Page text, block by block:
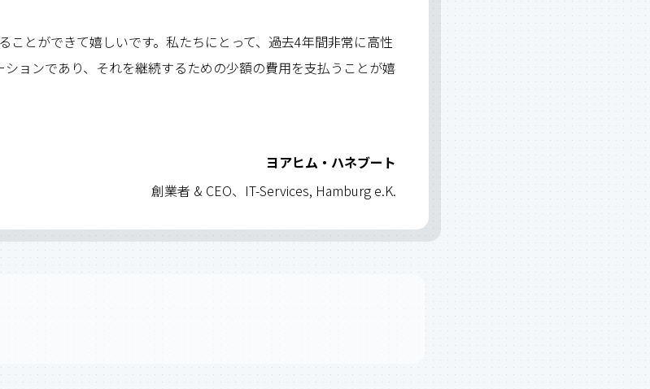
ことができて嬉しいです。私たちにとって、過去4年間非常に高性
ョンであり、それを継続するための少額の費用を支払うことが嬉
ヨアヒム・ハネブート
創業者 & CEO、IT-Services, Hamburg e.K.